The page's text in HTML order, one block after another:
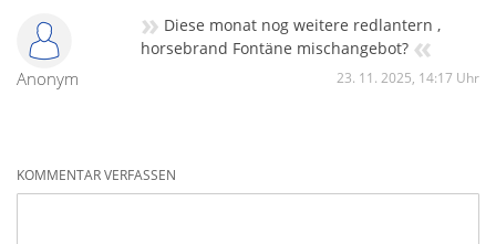
Anonym
» Diese monat nog weitere redlantern ,
horsebrand Fontäne mischangebot? «
23. 11. 2025, 14:17 Uhr
KOMMENTAR VERFASSEN